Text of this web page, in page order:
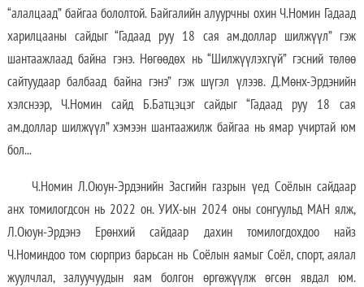
“алалцаад” байгаа бололтой. Байгалийн алуурчны охин Ч.Номин Гадаад
харилцааны сайдыг “Гадаад руу 18 сая ам.доллар шилжүүл” гэж
шантаажлаад байна гэнэ. Нөгөөдөх нь “Шилжүүлэхгүй” гэсний төлөө
сайтуудаар балбаад байна гэнэ” гэж шүгэл үлээв. Д.Мөнх-Эрдэнийн
хэлснээр, Ч.Номин сайд Б.Батцэцэг сайдыг “Гадаад руу 18 сая
ам.доллар шилжүүл” хэмээн шантаажилж байгаа нь ямар учиртай юм
бол...
Ч.Номин Л.Оюун-Эрдэнийн Засгийн газрын үед Соёлын сайдаар
анх томилогдсон нь 2022 он. УИХ-ын 2024 оны сонгуульд МАН ялж,
Л.Оюун-Эрдэнэ Ерөнхий сайдаар дахин томилогдохдоо найз
Ч.Номиндоо том сюрприз барьсан нь Соёлын яамыг Соёл, спорт, аялал
жуулчлал, залуучуудын яам болгон өргөжүүлж өгсөн явдал юм.